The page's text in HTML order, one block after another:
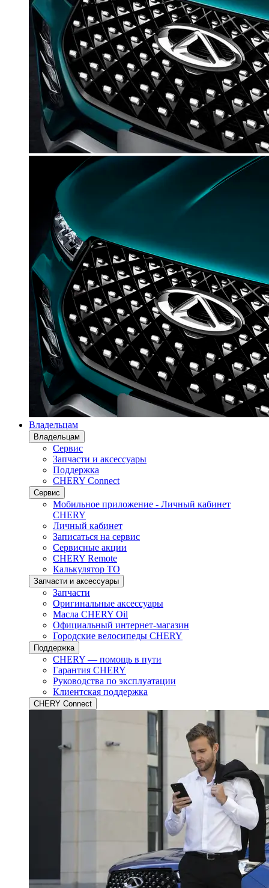
Владельцам
Владельцам
Сервис
Запчасти и аксессуары
Поддержка
CHERY Connect
Сервис
Мобильное приложение - Личный кабинет
CHERY
Личный кабинет
Записаться на сервис
Сервисные акции
CHERY Remote
Калькулятор ТО
Запчасти и аксессуары
Запчасти
Оригинальные аксессуары
Масла CHERY Oil
Официальный интернет-магазин
Городские велосипеды CHERY
Поддержка
CHERY — помощь в пути
Гарантия CHERY
Руководства по эксплуатации
Клиентская поддержка
CHERY Connect